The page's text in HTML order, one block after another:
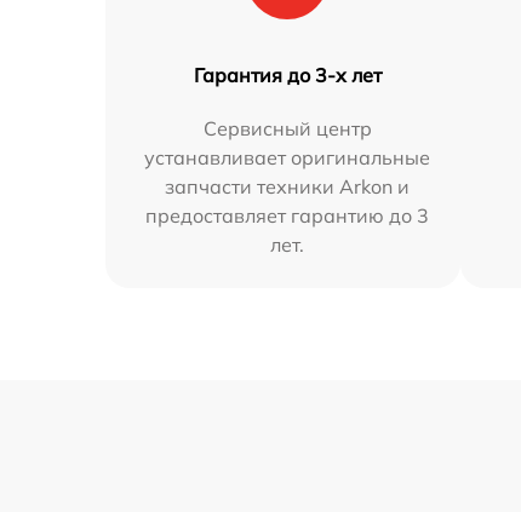
Гарантия до 3-х лет
Сервисный центр
устанавливает оригинальные
запчасти техники Arkon и
предоставляет гарантию до 3
лет.